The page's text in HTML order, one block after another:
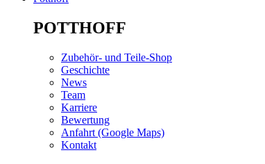
POTTHOFF
Zubehör- und Teile-Shop
Geschichte
News
Team
Karriere
Bewertung
Anfahrt (Google Maps)
Kontakt